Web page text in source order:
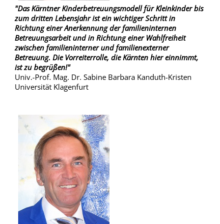
"Das Kärntner Kinderbetreuungsmodell für Kleinkinder bis
zum dritten Lebensjahr ist ein wichtiger Schritt in
Richtung einer Anerkennung der familieninternen
Betreuungsarbeit und in Richtung einer Wahlfreiheit
zwischen familieninterner und familienexterner
Betreuung. Die Vorreiterrolle, die Kärnten hier einnimmt,
ist zu begrüßen!"
Univ.-Prof. Mag. Dr. Sabine Barbara Kanduth-Kristen
Universität Klagenfurt